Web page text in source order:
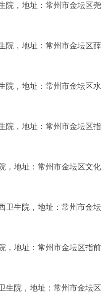
院，地址：常州市金坛区尧
院，地址：常州市金坛区薛
院，地址：常州市金坛区水
院，地址：常州市金坛区指
，地址：常州市金坛区文化
卫生院，地址：常州市金坛
，地址：常州市金坛区指前
生院，地址：常州市金坛区